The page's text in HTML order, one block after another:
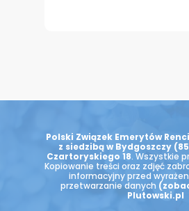
Polski Związek Emerytów
z siedzibą w Bydgoszczy
Czartoryskiego 18. Wszystkie
Kopiowanie treści oraz zdjęć
informacyjny przed
przetwarzanie danych
Plutowski.pl